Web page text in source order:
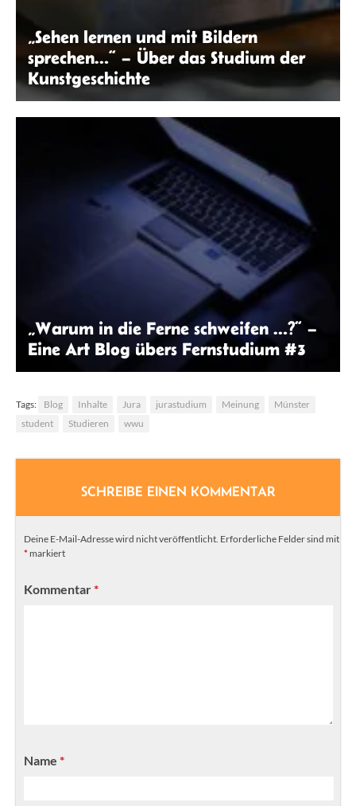
„Sehen lernen und mit Bildern
sprechen…“ – Über das Studium der
Kunstgeschichte
„Warum in die Ferne schweifen …?“ –
Eine Art Blog übers Fernstudium #3
Tags: Blog Inhalte Jura jurastudium Meinung
Münster
student
Studieren wwu
SCHREIBE EINEN KOMMENTAR
Deine E-Mail-Adresse wird nicht veröffentlicht. Erforderliche Felder sind mit
* markiert
Kommentar*
Name *